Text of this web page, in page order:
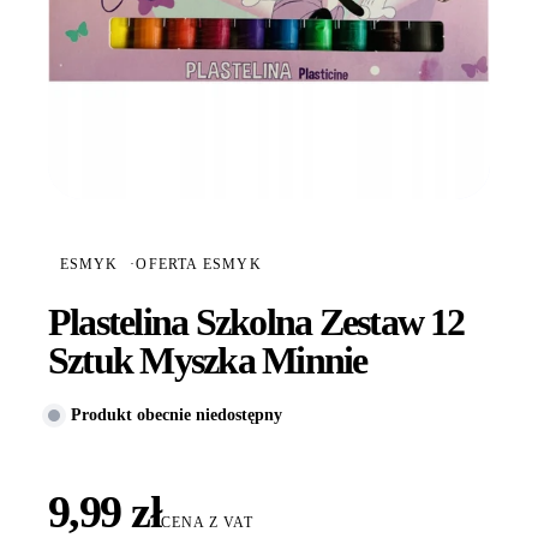
ESMYK ·OFERTA ESMYK
Plastelina Szkolna Zestaw 12
Sztuk Myszka Minnie
Produkt obecnie niedostępny
9,99 złCENA Z VAT